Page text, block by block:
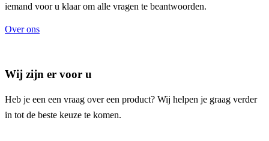
iemand voor u klaar om alle vragen te beantwoorden.
Over ons
Wij zijn er voor u
Heb je een een vraag over een product? Wij helpen je graag verder
in tot de beste keuze te komen.